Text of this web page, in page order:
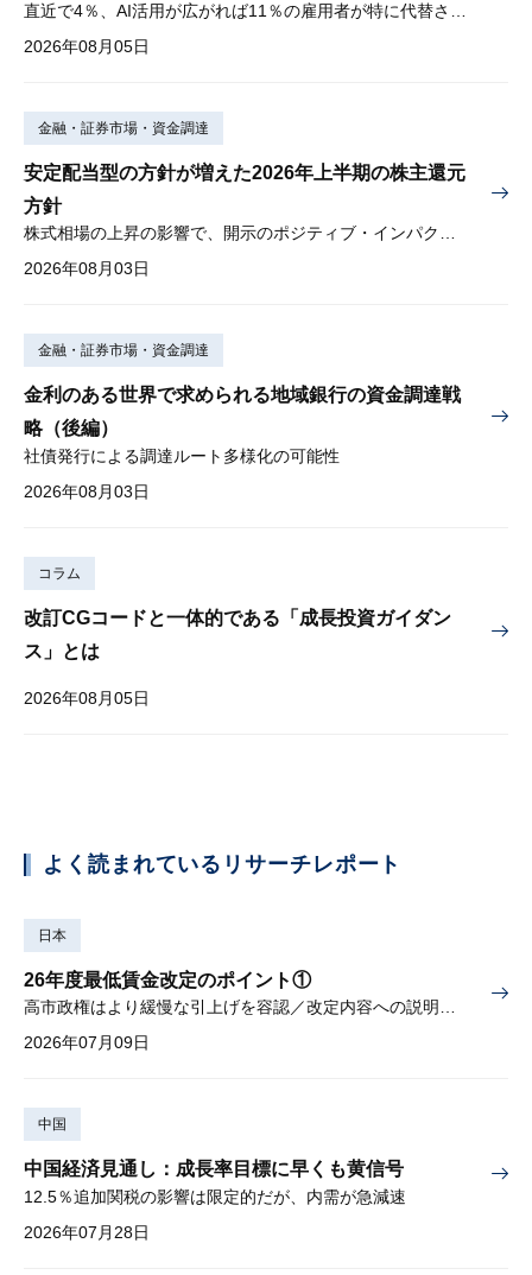
2026年08月05日
金融・証券市場・資金調達
安定配当型の方針が増えた2026年上半期の株主還元
方針
株式相場の上昇の影響で、開示のポジティブ・インパクトは低下
2026年08月03日
金融・証券市場・資金調達
金利のある世界で求められる地域銀行の資金調達戦
略（後編）
社債発行による調達ルート多様化の可能性
2026年08月03日
コラム
改訂CGコードと一体的である「成長投資ガイダン
ス」とは
2026年08月05日
よく読まれているリサーチレポート
日本
26年度最低賃金改定のポイント①
高市政権はより緩慢な引上げを容認／改定内容への説明責任が焦点
2026年07月09日
中国
中国経済見通し：成長率目標に早くも黄信号
12.5％追加関税の影響は限定的だが、内需が急減速
2026年07月28日